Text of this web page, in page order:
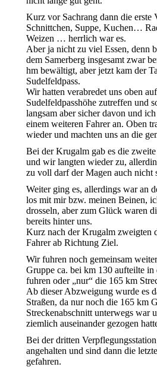
Kurz vor Sachrang dann die
Schnittchen, Suppe, Kuchen…
Weizen … herrlich war es.
Aber ja nicht zu viel Essen, denn
dem Samerberg insgesamt zwar
hm bewältigt, aber jetzt kam der
Sudelfeldpass.
Wir hatten verabredet uns oben
Sudelfeldpasshöhe zutreffen und
langsam aber sicher davon und
einem weiteren Fahrer an. Oben
wieder und machten uns an die
Bei der Krugalm gab es die
und wir langten wieder zu,
zu voll darf der Magen auch nicht
Weiter ging es, allerdings war an
los mit mir bzw. meinen Beinen,
drosseln, aber zum Glück waren
bereits hinter uns.
Kurz nach der Krugalm zweigten
Fahrer ab Richtung Ziel.
Wir fuhren noch gemeinsam
Gruppe ca. bei km 130 aufteilte in
fuhren oder „nur“ die 165 km
Ab dieser Abzweigung wurde es
Straßen, da nur noch die 165 km
Streckenabschnitt unterwegs war
ziemlich auseinander gezogen
Bei der dritten
angehalten und sind dann die
gefahren.